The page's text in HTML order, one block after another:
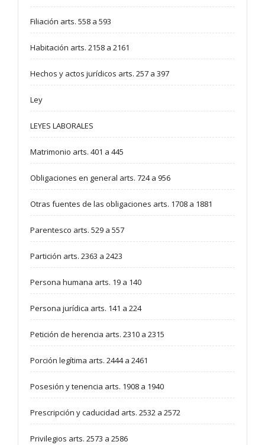
Filiación arts. 558 a 593
Habitación arts. 2158 a 2161
Hechos y actos jurídicos arts. 257 a 397
Ley
LEYES LABORALES
Matrimonio arts. 401 a 445
Obligaciones en general arts. 724 a 956
Otras fuentes de las obligaciones arts. 1708 a 1881
Parentesco arts. 529 a 557
Partición arts. 2363 a 2423
Persona humana arts. 19 a 140
Persona jurídica arts. 141 a 224
Petición de herencia arts. 2310 a 2315
Porción legítima arts. 2444 a 2461
Posesión y tenencia arts. 1908 a 1940
Prescripción y caducidad arts. 2532 a 2572
Privilegios arts. 2573 a 2586